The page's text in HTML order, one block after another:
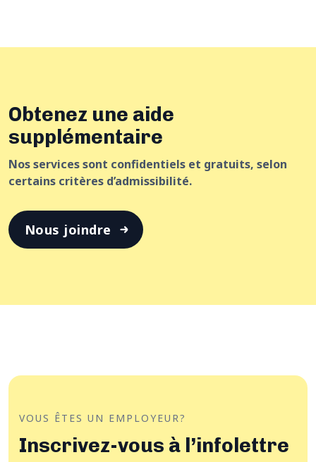
Obtenez une aide
supplémentaire
Nos services sont confidentiels et gratuits, selon
certains critères d’admissibilité.
Nous joindre
VOUS ÊTES UN EMPLOYEUR?
Inscrivez-vous à l’infolettre